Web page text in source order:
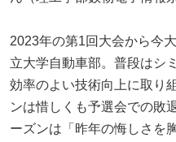
2023年の第1回大会から今
立大学自動車部。普段はシ
効率のよい技術向上に取り
ンは惜しくも予選会での敗
ーズンは「昨年の悔しさを